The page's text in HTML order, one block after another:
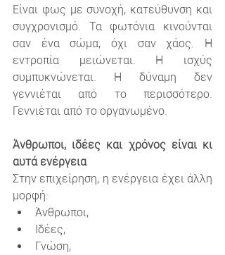
Είναι φως με συνοχή, κατεύθυνση και
συγχρονισμό. Τα φωτόνια κινούνται
σαν ένα σώμα, όχι σαν χάος. Η
εντροπία μειώνεται. Η ισχύς
συμπυκνώνεται. Η δύναμη δεν
γεννιέται από το περισσότερο.
Γεννιέται από το οργανωμένο.
Άνθρωποι, ιδέες και χρόνος είναι κι
αυτά ενέργεια
Στην επιχείρηση, η ενέργεια έχει άλλη
μορφή:
Άνθρωποι,
Ιδέες,
Γνώση,